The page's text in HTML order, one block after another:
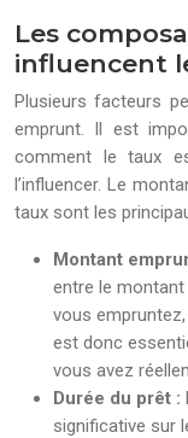
Les
influencent
Plusieurs facteurs
emprunt. Il est
comment le taux
l’influencer. Le
taux sont les
Montant
entre le
vous
est donc
vous avez
Durée du prêt :
significative sur